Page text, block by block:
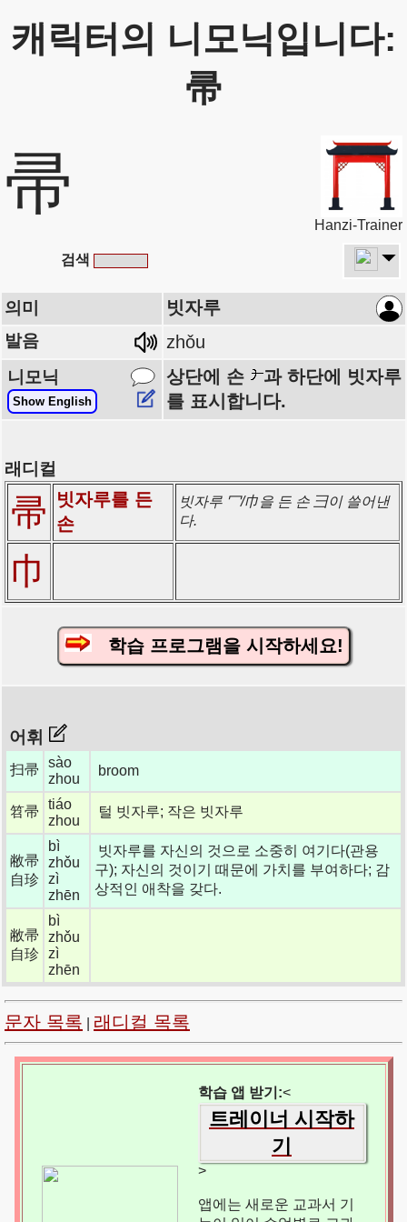
캐릭터의 니모닉입니다:
帚
帚
Hanzi-Trainer
검색
의미 빗자루
발음 zhǒu
니모닉
Show English
상단에 손
과 하단에 빗자루
를 표시합니다.
래디컬
帚
빗자루를 든
손
빗자루 冖/巾을 든 손 彐이 쓸어낸
다.
巾
학습 프로그램을 시작하세요!
어휘
扫帚
sào
zhou
broom
笤帚
tiáo
zhou
털 빗자루; 작은 빗자루
敝帚
自珍
bì
zhǒu
zì
zhēn
빗자루를 자신의 것으로 소중히 여기다(관용
구); 자신의 것이기 때문에 가치를 부여하다; 감
상적인 애착을 갖다.
敝帚
自珍
bì
zhǒu
zì
zhēn
문자 목록 래디컬 목록
학습 앱 받기:<
트레이너 시작하
기
>
앱에는 새로운 교과서 기